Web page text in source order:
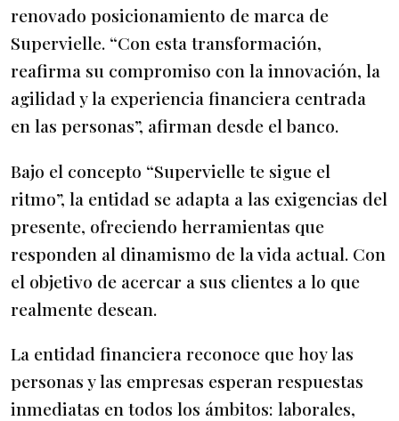
renovado posicionamiento de marca de
Supervielle. “Con esta transformación,
reafirma su compromiso con la innovación, la
agilidad y la experiencia financiera centrada
en las personas”, afirman desde el banco.
Bajo el concepto “Supervielle te sigue el
ritmo”, la entidad se adapta a las exigencias del
presente, ofreciendo herramientas que
responden al dinamismo de la vida actual. Con
el objetivo de acercar a sus clientes a lo que
realmente desean.
La entidad financiera reconoce que hoy las
personas y las empresas esperan respuestas
inmediatas en todos los ámbitos: laborales,